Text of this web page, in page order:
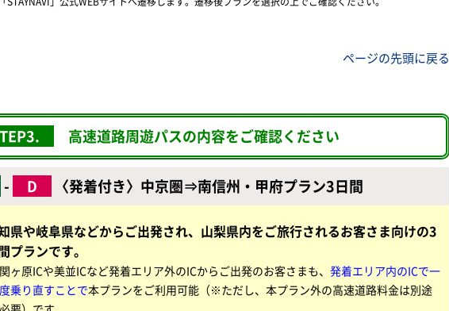
ページの先頭に戻る
高速道路周遊パスの内容をご確認ください
- D 〈発着付き〉中京圏⇒南信州・甲府プラン3日間
県や岐阜県などからご出発され、山梨県内をご旅行されるお客さま向けの3
プランです。
ヶ原ICや美並ICなど発着エリア外のICからご出発のお客さまも、 発着エリア内のICで一
度乗り直すことで本プランをご利用可能（※ただし、本プラン外の高速道路料金は別途